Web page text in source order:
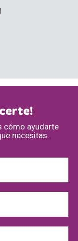
cómo ayudarte
necesitas.